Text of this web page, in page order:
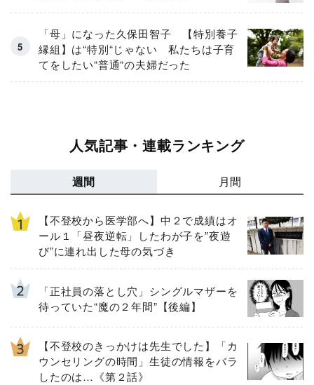
「母」になった久保田智子 【特別養子
縁組】は“特別“じゃない 私たちは子育
てをしたい“普通“の夫婦だった
人気記事・連載ランキング
週間 月間
【不登校から医学部へ】中２で成績はオ
ール１「昼夜逆転」したわが子を”夜遊
び”に連れ出した母の気づき
「正社員の落とし穴」シングルマザーを
待っていた“魔の２年間”【後編】
【不登校のきっかけは先生でした】「カ
ウンセリングの時間」生徒の情報をバラ
したのは…《第２話》